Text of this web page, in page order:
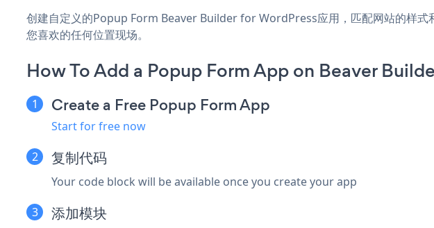
创建自定义的Popup Form Beaver Builder for WordPress应用，匹配网站的样
您喜欢的任何位置现场。
How To Add a Popup Form App on Beaver
Create a Free Popup Form App
Start for free now
复制代码
Your code block will be available once you create your app
添加模块